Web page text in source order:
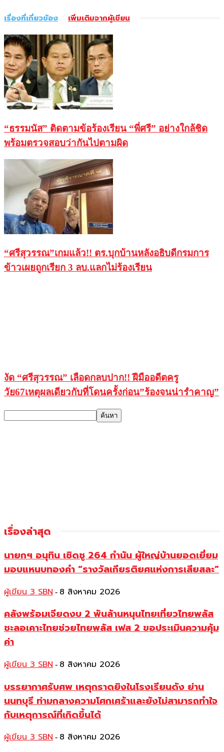
เรื่องที่เกี่ยวข้อง เพิ่มเติมจากผู้เขียน
“ธรรมนัส” ติดตามข้อร้องเรียน “พี่ศรี” อย่างใกล้ชิด
พร้อมตรวจสอบว่ากันไปตามผิด
“ศรีสุวรรณ”เกมแล้ว!! ตร.บุกบ้านหลังอธิบดีกรมการ
ข้าวเผยถูกเรียก 3 ลบ.แลกไม่ร้องเรียน
งัด “ศรีสุวรรณ” เลือดกลบปาก!! ฝีมืออดีตครู
วัย67เหตุผลเดียวกับที่โดนครั้งก่อน”ร้องจนน่ารำคาญ”
เรื่องล่าสุด
นายกฯ อนุทิน เชิดชู 264 กำนัน ผู้ใหญ่บ้านยอดเยี่ยม
มอบแหนบทองคำ “รางวัลเกียรติยศแห่งการเสียสละ”
ผู้เขียน 3 SBN - 8 สิงหาคม 2026
คลังพร้อมเจียดงบ 2 พันล้านหนุนไทยเที่ยวไทยพลัส
ชะลอเคาะไทยช่วยไทยพลัส เฟส 2 ขอประเมินความคุ้ม
ค่า
ผู้เขียน 3 SBN - 8 สิงหาคม 2026
บรรยากาศรับศพ เหตุกราดยิงในโรงเรียนดัง ย่าน
นนทบุรี ท่ามกลางความโศกเศร้าและยังไม่สามารถทำใจ
กับเหตุการณ์ที่เกิดขึ้นได้
ผู้เขียน 3 SBN - 8 สิงหาคม 2026